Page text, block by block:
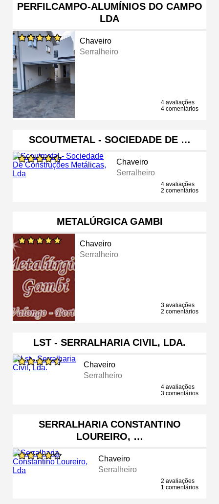
PERFILCAMPO-ALUMÍNIOS DO CAMPO
LDA
Chaveiro
Serralheiro
4 avaliações
4 comentários
SCOUTMETAL - SOCIEDADE DE …
Chaveiro
Serralheiro
4 avaliações
2 comentários
METALÚRGICA GAMBI
Chaveiro
Serralheiro
3 avaliações
2 comentários
LST - SERRALHARIA CIVIL, LDA.
Chaveiro
Serralheiro
4 avaliações
3 comentários
SERRALHARIA CONSTANTINO
LOUREIRO, …
Chaveiro
Serralheiro
2 avaliações
1 comentários